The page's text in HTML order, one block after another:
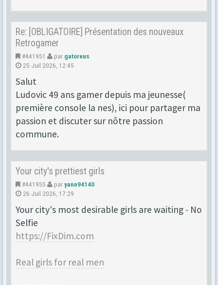
Re: [OBLIGATOIRE] Présentation des nouveaux
Retrogamer
#441951 par gatoreus
25 Juil 2026, 12:45
Salut
Ludovic 49 ans gamer depuis ma jeunesse(
première console la nes), ici pour partager ma
passion et discuter sur nôtre passion
commune.
Your city's prettiest girls
#441955 paryann94140
26 Juil 2026, 17:29
Your city's most desirable girls are waiting - No
Selfie
https://FixDim.com
Real girls for real men